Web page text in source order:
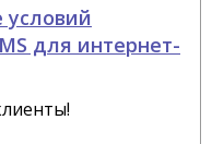
для интернет-